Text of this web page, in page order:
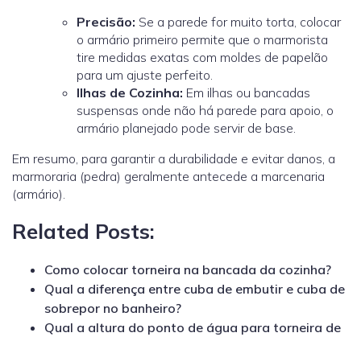
Precisão: Se a parede for muito torta, colocar
o armário primeiro permite que o marmorista
tire medidas exatas com moldes de papelão
para um ajuste perfeito.
Ilhas de Cozinha: Em ilhas ou bancadas
suspensas onde não há parede para apoio, o
armário planejado pode servir de base.
Em resumo, para garantir a durabilidade e evitar danos, a
marmoraria (pedra) geralmente antecede a marcenaria
(armário).
Related Posts:
Como colocar torneira na bancada da cozinha?
Qual a diferença entre cuba de embutir e cuba de
sobrepor no banheiro?
Qual a altura do ponto de água para torneira de